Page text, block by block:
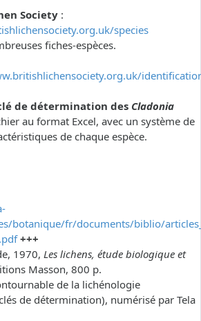
Society :
species
fiches-espèces.
de détermination des Cladonia
au format Excel, avec un système de
de chaque espèce.
botanique/fr/documents/biblio/
+++
1970, Les lichens, étude biologique et
Masson, 800 p.
de la lichénologie
de détermination), numérisé par Tela